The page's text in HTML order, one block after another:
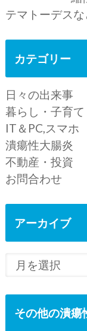
テマトーデス
カテゴリー
日々の出来事
暮らし・子育て
IT＆PC,スマホ
潰瘍性大腸炎
不動産・投資
お問合わせ
アーカイブ
その他の潰瘍